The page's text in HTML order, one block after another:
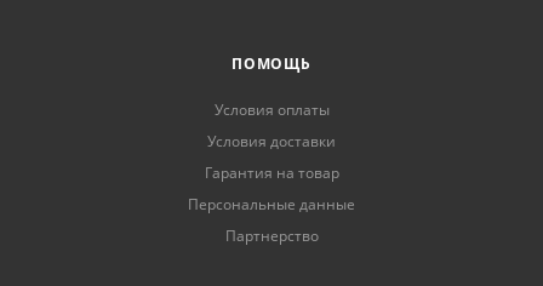
ПОМОЩЬ
Условия оплаты
Условия доставки
Гарантия на товар
Персональные данные
Партнерство